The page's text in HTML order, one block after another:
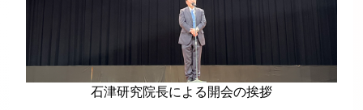
石津研究院長による開会の挨拶